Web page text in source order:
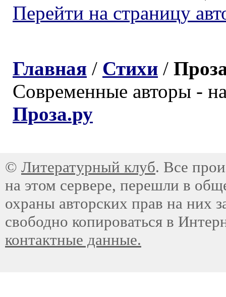
Перейти на страницу
Главная / Стихи /
Современные авторы -
Проза.ру
© Литературный клуб. Все
на этом сервере, перешли в
охраны авторских прав на них
свободно копироваться в
контактные данные.